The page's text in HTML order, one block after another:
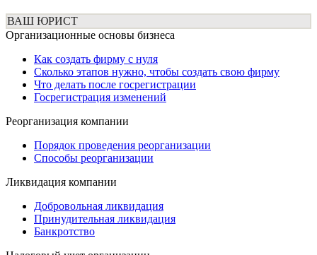
ВАШ ЮРИСТ
Организационные основы бизнеса
Как создать фирму с нуля
Сколько этапов нужно, чтобы создать свою фирму
Что делать после госрегистрации
Госрегистрация изменений
Реорганизация компании
Порядок проведения реорганизации
Способы реорганизации
Ликвидация компании
Добровольная ликвидация
Принудительная ликвидация
Банкротство